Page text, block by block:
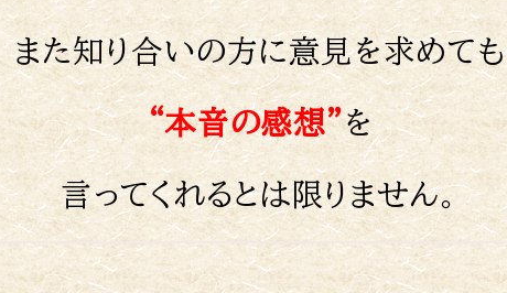
また知り合いの方に意見を求めても
“本音の感想”を
言ってくれるとは限りません。